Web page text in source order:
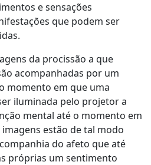
e sensações
que podem ser
da procissão a que
acompanhadas por um
momento em que uma
iluminada pelo projetor a
mental até o momento em
imagens estão de tal modo
do afeto que até
próprias um sentimento